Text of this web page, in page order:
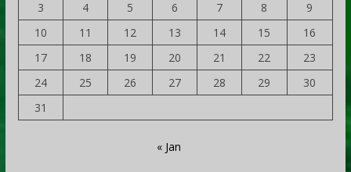
3
4 5 6 7 8
9
10
11 12 13 14 15
16
17
18 19 20 21 22
23
24
25 26 27 28 29
30
31
« Jan